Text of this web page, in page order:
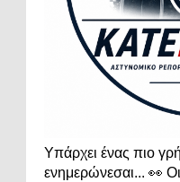
Υπάρχει ένας πιο
ενημερώνεσαι... 👀